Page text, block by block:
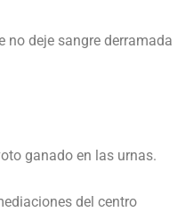
no deje sangre derramada
ganado en las urnas.
del centro